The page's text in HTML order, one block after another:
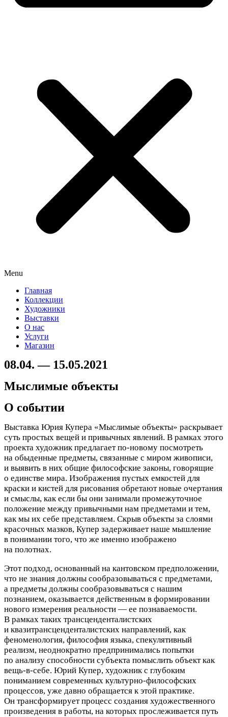
Menu
Главная
Коллекции
Художники
Выставки
О нас
Услуги
Магазин
08.04. — 15.05.2021
Мыслимые объекты
О событии
Выставка Юрия Купера «Мыслимые объекты» раскрывает
суть простых вещей и привычных явлений. В рамках этого
проекта художник предлагает по-новому посмотреть
на обыденные предметы, связанные с миром живописи,
и выявить в них общие философские законы, говорящие
о единстве мира. Изображения пустых емкостей для
краски и кистей для рисования обретают новые очертания
и смыслы, как если бы они занимали промежуточное
положение между привычными нам предметами и тем,
как мы их себе представляем. Скрыв объекты за слоями
красочных мазков, Купер задерживает наше мышление
в понимании того, что же именно изображено
на полотнах.
Этот подход, основанный на кантовском предположении,
что не знания должны сообразовываться с предметами,
а предметы должны сообразовываться с нашим
познанием, оказывается действенным в формировании
нового измерения реальности — ее познаваемости.
В рамках таких трансценденталистских
и квазитрансценденталистских направлений, как
феноменология, философия языка, спекулятивный
реализм, неоднократно предпринимались попытки
по анализу способности субъекта помыслить объект как
вещь-в-себе. Юрий Купер, художник с глубоким
пониманием современных культурно-философских
процессов, уже давно обращается к этой практике.
Он трансформирует процесс создания художественного
произведения в работы, на которых прослеживается путь